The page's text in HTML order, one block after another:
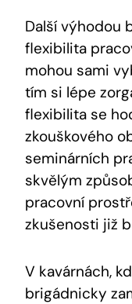
Další výhodou
flexibilita
mohou sami
tím si lépe
flexibilita se
zkouškového
seminárních
skvělým
pracovní
zkušenosti již
V kavárnách,
brigádnicky